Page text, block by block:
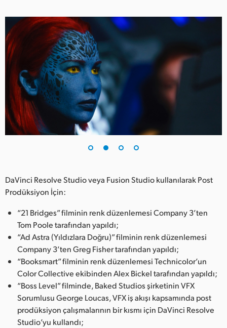
Ukraine
United Kingdom
United States
DaVinci Resolve Studio veya Fusion Studio kullanılarak Post
Prodüksiyon İçin:
“21 Bridges” filminin renk düzenlemesi Company 3’ten
Tom Poole tarafından yapıldı;
“Ad Astra (Yıldızlara Doğru)” filminin renk düzenlemesi
Company 3’ten Greg Fisher tarafından yapıldı;
“Booksmart” filminin renk düzenlemesi Technicolor’un
Color Collective ekibinden Alex Bickel tarafından yapıldı;
“Boss Level” filminde, Baked Studios şirketinin VFX
Sorumlusu George Loucas, VFX iş akışı kapsamında post
prodüksiyon çalışmalarının bir kısmı için DaVinci Resolve
Studio’yu kullandı;